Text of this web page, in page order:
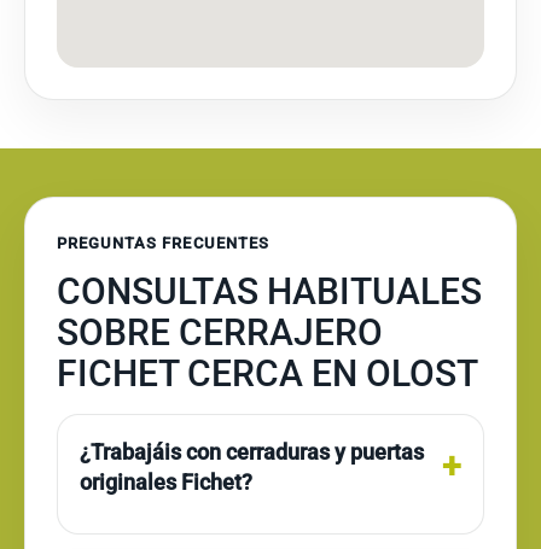
PREGUNTAS FRECUENTES
CONSULTAS HABITUALES
SOBRE CERRAJERO
FICHET CERCA EN OLOST
¿Trabajáis con cerraduras y puertas
originales Fichet?